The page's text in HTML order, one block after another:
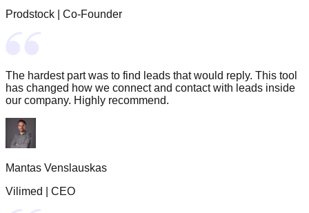
Prodstock Co-Founder
The hardest part was to find leads that would reply. This tool
has changed how we connect and contact with leads inside
our company. Highly recommend.
Mantas Venslauskas
Vilimed
CEO